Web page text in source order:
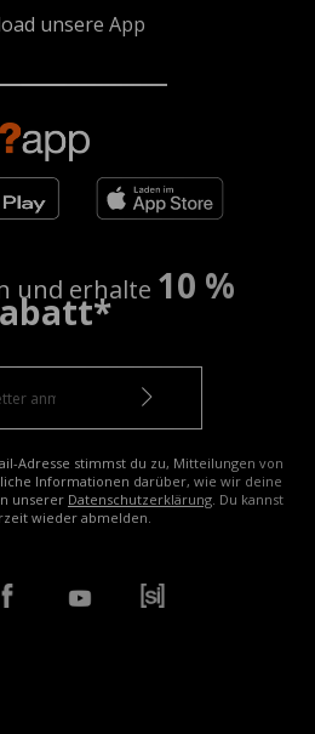
unsere App
und erhalte 10 %
Adresse stimmst du zu, Mitteilungen von
Informationen darüber, wie wir deine
unserer Datenschutzerklärung. Du kannst
wieder abmelden.